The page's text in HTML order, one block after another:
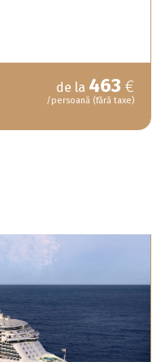
de la 463 €
/persoană (fără taxe)